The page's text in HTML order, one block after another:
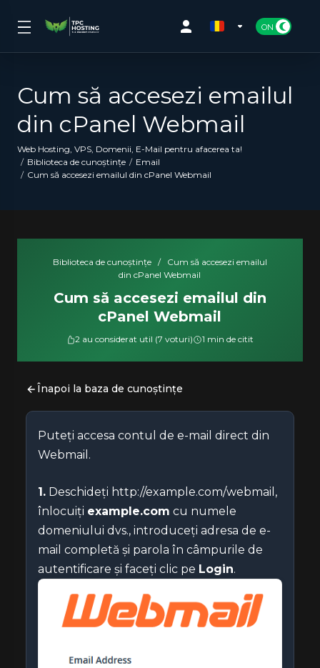
Cum să accesezi emailul
din cPanel Webmail
Web Hosting, VPS, Domenii, E-Mail pentru afacerea ta!
Biblioteca de cunoștințe
Email
Cum să accesezi emailul din cPanel Webmail
Biblioteca de cunoștințe /
Cum să accesezi emailul
din cPanel Webmail
Cum să accesezi emailul din
cPanel Webmail
2 au considerat util (7 voturi) 1 min de citit
Înapoi la baza de cunoștințe
Puteți accesa contul de e-mail direct din
Webmail.
1. Deschideți http://example.com/webmail,
înlocuiți example.com cu numele
domeniului dvs., introduceți adresa de e-
mail completă și parola în câmpurile de
autentificare și faceți clic pe Login.